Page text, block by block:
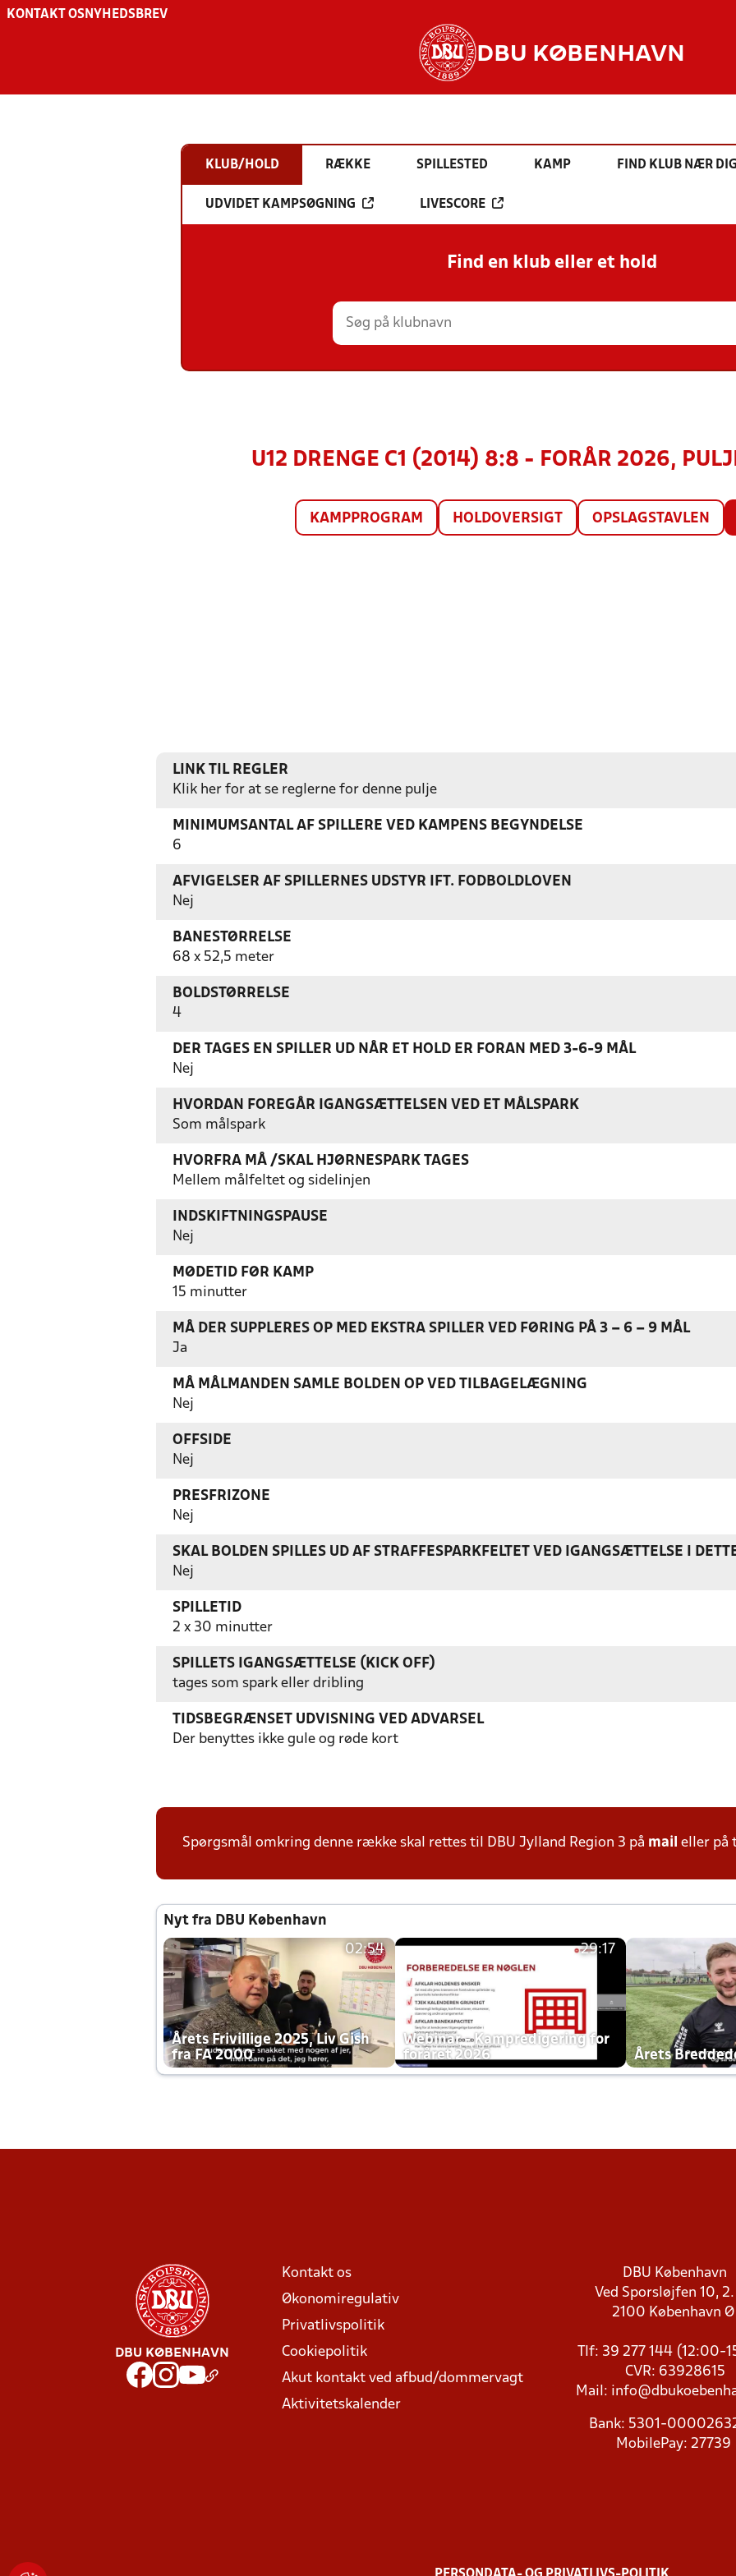
KONTAKT OS NYHEDSBREV
DBU KØBENHAVN
KLUB/HOLD RÆKKE SPILLESTED KAMP FIND KLUB NÆR
UDVIDET KAMPSØGNING LIVESCORE
Find en klub eller et hold
U12 DRENGE C1 (2014) 8:8 - FORÅR 2026,
KAMPPROGRAM HOLDOVERSIGT OPSLAGSTAVLEN
LINK TIL REGLER
Klik her for at se reglerne for denne pulje
MINIMUMSANTAL AF SPILLERE VED KAMPENS BEGYNDELSE
6
AFVIGELSER AF SPILLERNES UDSTYR IFT. FODBOLDLOVEN
Nej
BANESTØRRELSE
68 x 52,5 meter
BOLDSTØRRELSE
4
DER TAGES EN SPILLER UD NÅR ET HOLD ER FORAN MED 3-6-9 MÅL
Nej
HVORDAN FOREGÅR IGANGSÆTTELSEN VED ET MÅLSPARK
Som målspark
HVORFRA MÅ /SKAL HJØRNESPARK TAGES
Mellem målfeltet og sidelinjen
INDSKIFTNINGSPAUSE
Nej
MØDETID FØR KAMP
15 minutter
MÅ DER SUPPLERES OP MED EKSTRA SPILLER VED FØRING PÅ 3 – 6 – 9 MÅL
Ja
MÅ MÅLMANDEN SAMLE BOLDEN OP VED TILBAGELÆGNING
Nej
OFFSIDE
Nej
PRESFRIZONE
Nej
SKAL BOLDEN SPILLES UD AF STRAFFESPARKFELTET VED IGANGSÆTTELSE I
Nej
SPILLETID
2 x 30 minutter
SPILLETS IGANGSÆTTELSE (KICK OFF)
tages som spark eller dribling
TIDSBEGRÆNSET UDVISNING VED ADVARSEL
Der benyttes ikke gule og røde kort
Spørgsmål omkring denne række skal rettes til DBU Jylland Region 3 på mail eller
Nyt fra DBU København
02:54
Årets Frivillige 2025, Liv Gish
fra FA 2000
29:17
Webinar - Kampredigering for
foråret 2026
Årets
DBU KØBENHAVN
Kontakt os
Økonomiregulativ
Privatlivspolitik
Cookiepolitik
Akut kontakt ved afbud/dommervagt
Aktivitetskalender
DBU København
Ved Sporsløjfen 10,
2100 København
Tlf: 39 277 144 (12:00-
CVR: 63928615
Mail:
Bank: 5301-
MobilePay: 27739